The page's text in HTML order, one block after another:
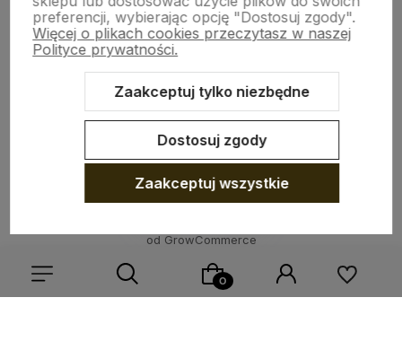
ZGODY
CRAFDECO PRO
od GrowCommerce
preferencji, wybierając opcję "Dostosuj zgody".
Więcej o plikach cookies przeczytasz w naszej
Polityce prywatności.
Zaakceptuj tylko niezbędne
Dostosuj zgody
Zaakceptuj wszystkie